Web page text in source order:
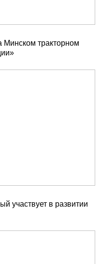
Минском тракторном
участвует в развитии